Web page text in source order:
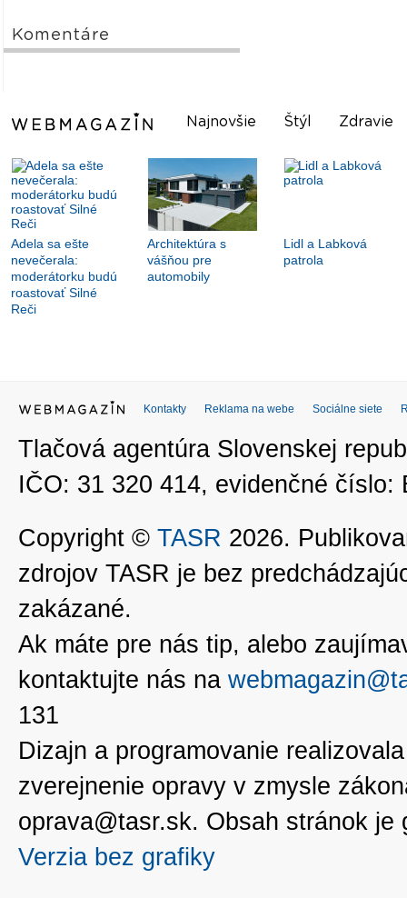
Komentáre
Najnovšie Štýl Zdravie
Adela sa ešte
nevečerala:
moderátorku budú
roastovať Silné
Reči
Architektúra s
vášňou pre
automobily
Lidl a Labková
patrola
Kontakty Reklama na webe Sociálne siete
Tlačová agentúra Slovenskej
IČO: 31 320 414, evidenčné číslo:
Copyright © TASR 2026.
zdrojov TASR je bez
zakázané.
Ak máte pre nás tip, alebo
kontaktujte nás na
131
Dizajn a programovanie
zverejnenie opravy v zmysle
oprava@tasr.sk. Obsah stránok
Verzia bez grafiky